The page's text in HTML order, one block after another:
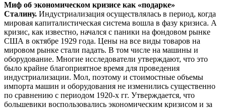
Миф об экономическом кризисе как «подарке»
Сталину. Индустриализация осуществлялась в период, когда
мировая капиталистическая система вошла в фазу кризиса. А
кризис, как известно, начался с паники на фондовом рынке
США в октябре 1929 года. Цены на все виды товаров на
мировом рынке стали падать. В том числе на машины и
оборудование. Многие исследователи утверждают, что это
было крайне благоприятное время для проведения
индустриализации. Мол, поэтому и стоимостные объемы
импорта машин и оборудования не изменились существенно
по сравнению с периодом 1920-х гг. Утверждается, что
большевики воспользовались экономическим кризисом и за